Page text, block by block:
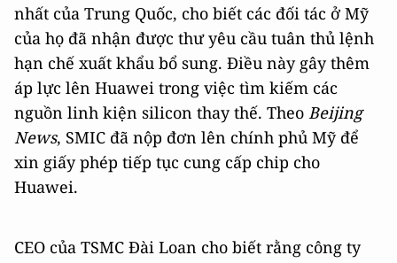
nhất của Trung Quốc, cho biết các đối tác ở Mỹ
của họ đã nhận được thư yêu cầu tuân thủ lệnh
hạn chế xuất khẩu bổ sung. Điều này gây thêm
áp lực lên Huawei trong việc tìm kiếm các
nguồn linh kiện silicon thay thế. Theo Beijing
News, SMIC đã nộp đơn lên chính phủ Mỹ để
xin giấy phép tiếp tục cung cấp chip cho
Huawei.
CEO của TSMC Đài Loan cho biết rằng công ty